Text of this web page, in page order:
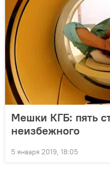
Мешки КГБ: пять
неизбежного
5 января 2019, 18:05